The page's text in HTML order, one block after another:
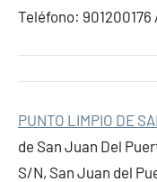
Teléfono: 901200176
PUNTO LIMPIO DE
de San Juan Del
S/N, San Juan del